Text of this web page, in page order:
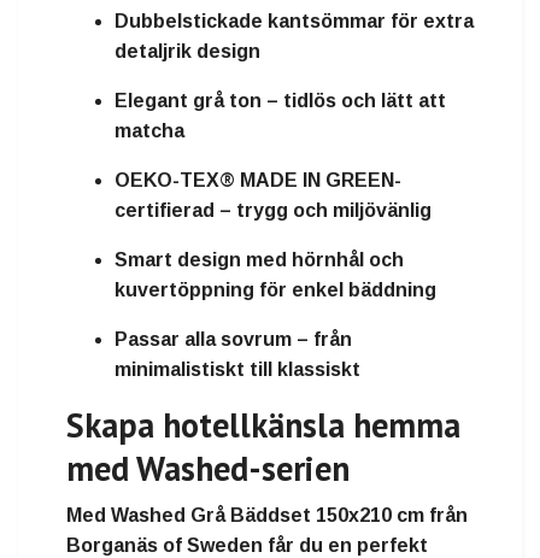
Dubbelstickade kantsömmar för extra
detaljrik design
Elegant grå ton – tidlös och lätt att
matcha
OEKO-TEX® MADE IN GREEN-
certifierad – trygg och miljövänlig
Smart design med hörnhål och
kuvertöppning för enkel bäddning
Passar alla sovrum – från
minimalistiskt till klassiskt
Skapa hotellkänsla hemma
med Washed-serien
Med Washed Grå Bäddset 150x210 cm från
Borganäs of Sweden får du en perfekt